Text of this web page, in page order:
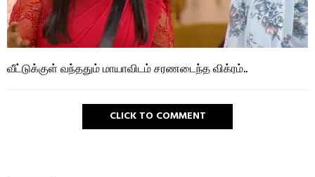
வீட்டுக்குள் வந்ததும் மாயாவிடம் சரணடைந்த விக்ரம்..
CLICK TO COMMENT